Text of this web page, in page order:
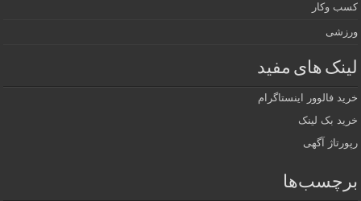
کسب وکار
ورزشی
لینک های مفید
خرید فالوور اینستاگرام
خرید بک لینک
رپورتاژ آگهی
برچسب‌ها